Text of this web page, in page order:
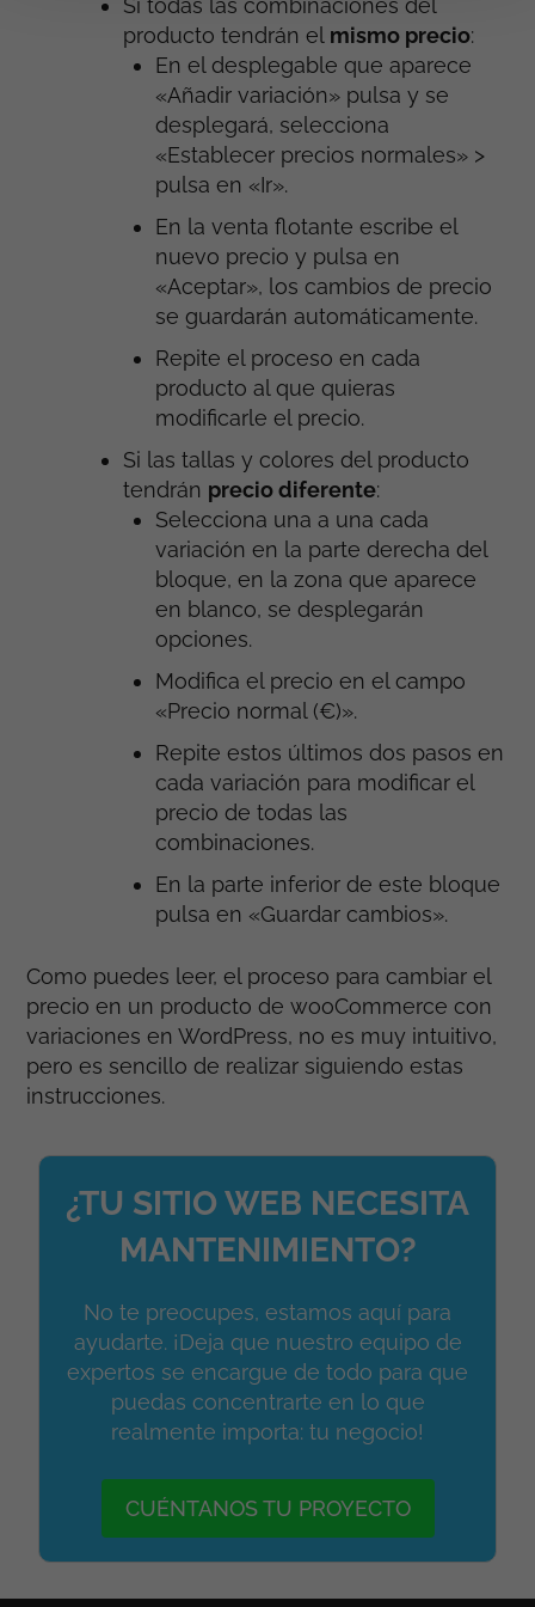
producto tendrán el mismo precio:
En el desplegable que aparece
«Añadir variación» pulsa y se
desplegará, selecciona
«Establecer precios normales» >
pulsa en «Ir».
En la venta flotante escribe el
nuevo precio y pulsa en
«Aceptar», los cambios de precio
se guardarán automáticamente.
Repite el proceso en cada
producto al que quieras
modificarle el precio.
Si las tallas y colores del producto
tendrán precio diferente:
Selecciona una a una cada
variación en la parte derecha del
bloque, en la zona que aparece
en blanco, se desplegarán
opciones.
Modifica el precio en el campo
«Precio normal (€)».
Repite estos últimos dos pasos en
cada variación para modificar el
precio de todas las
combinaciones.
En la parte inferior de este bloque
pulsa en «Guardar cambios».
Como puedes leer, el proceso para cambiar el
precio en un producto de wooCommerce con
variaciones en WordPress, no es muy intuitivo,
pero es sencillo de realizar siguiendo estas
instrucciones.
¿TU SITIO WEB NECESITA
MANTENIMIENTO?
No te preocupes, estamos aquí para
ayudarte. ¡Deja que nuestro equipo de
expertos se encargue de todo para que
puedas concentrarte en lo que
realmente importa: tu negocio!
CUÉNTANOS TU PROYECTO